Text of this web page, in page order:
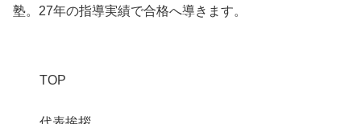
塾。27年の指導実績で合格へ導きます。
TOP